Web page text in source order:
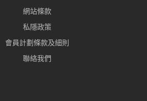
網站條款
私隱政策
會員計劃條款及細則
聯絡我們